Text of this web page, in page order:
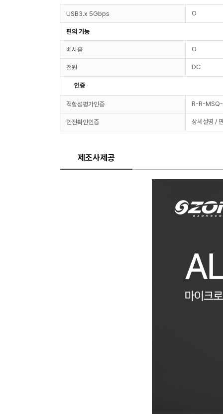
USB3.x 5Gbps O
편의 기능
베사홀 O
전원 DC
인증
적합성평가인증 R-R-
안전확인인증 상세설명 /
제조사제공